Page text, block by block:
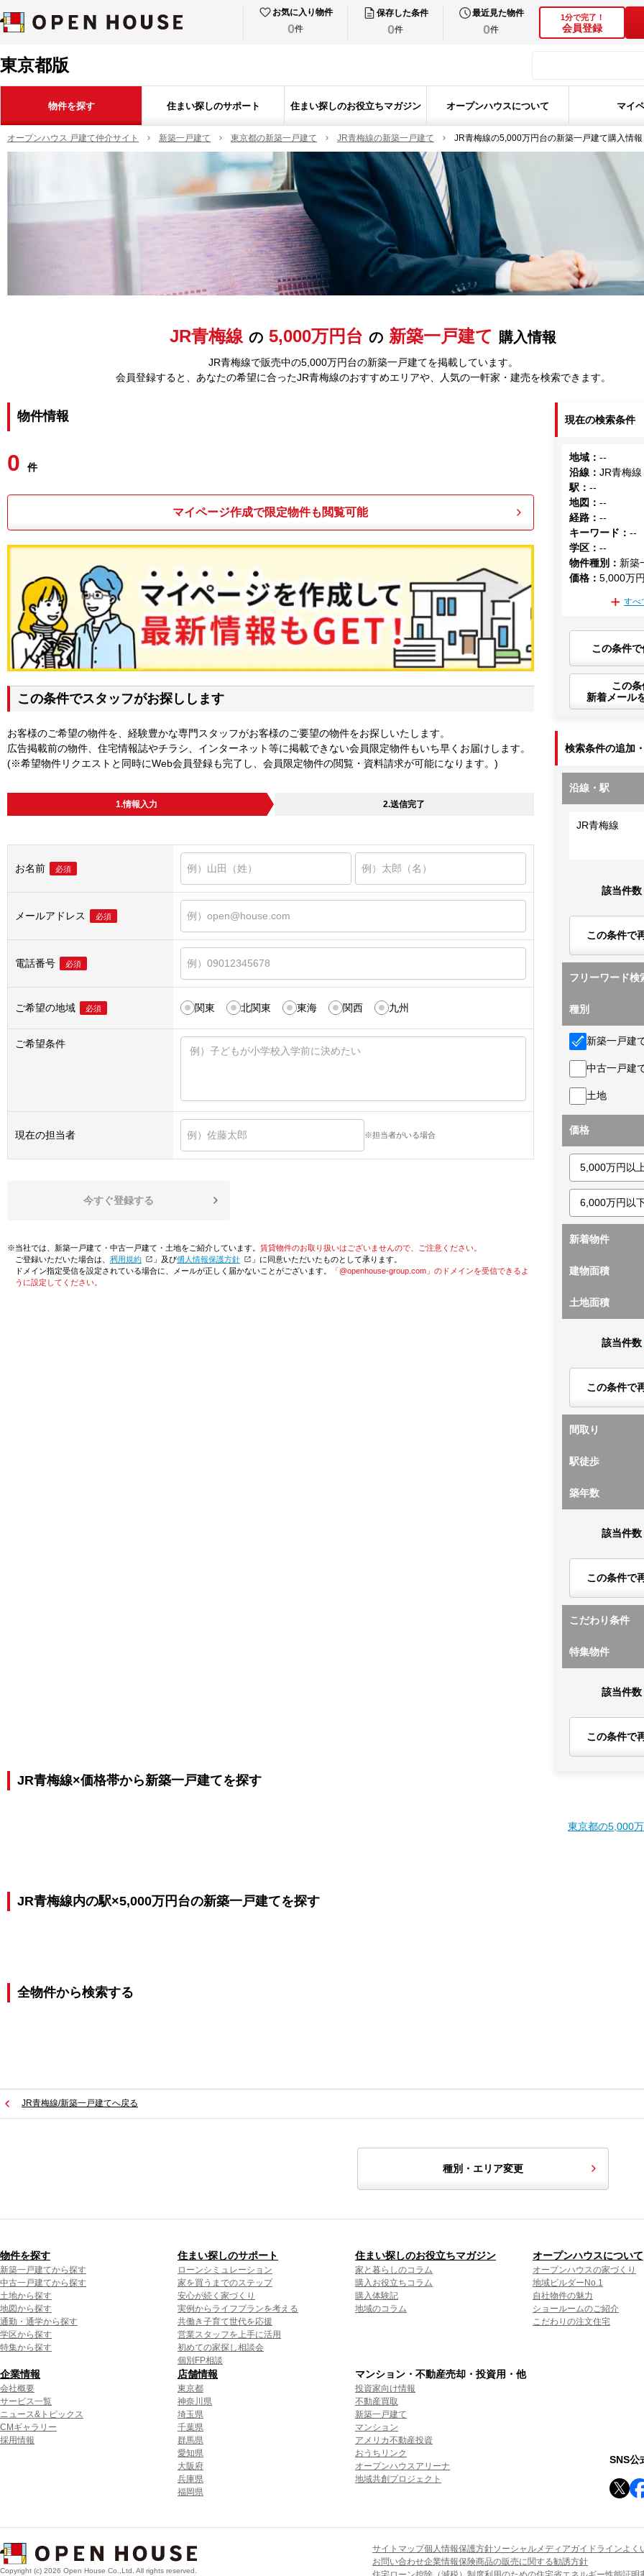
お気に入り物件
0件
保存した条件
0件
最近見た物件
0件
1分で完了！
会員登録
東京都版
物件を探す 住まい探しのサポート 住まい探しのお役立ちマガジン オープンハウスについて マイ
オープンハウス 戸建て仲介サイト 新築一戸建て 東京都の新築一戸建て JR青梅線の新築一戸建て JR青梅線の5,000万円台の新築一戸建て購入情報
JR青梅線 の 5,000万円台 の 新築一戸建て 購入情報
JR青梅線で販売中の5,000万円台の新築一戸建てを掲載しています。
会員登録すると、あなたの希望に合ったJR青梅線のおすすめエリアや、人気の一軒家・建売を検索できます。
物件情報
0 件
マイページ作成で限定物件も閲覧可能
この条件でスタッフがお探しします
お客様のご希望の物件を、経験豊かな専門スタッフがお客様のご要望の物件をお探しいたします。
広告掲載前の物件、住宅情報誌やチラシ、インターネット等に掲載できない会員限定物件もいち早くお届けします。
(※希望物件リクエストと同時にWeb会員登録も完了し、会員限定物件の閲覧・資料請求が可能になります。)
1.情報入力 2.送信完了
お名前 必須
メールアドレス 必須
電話番号 必須
ご希望の地域 必須 関東 北関東 東海 関西 九州
ご希望条件
現在の担当者 ※担当者がいる場合
今すぐ登録する
※当社では、新築一戸建て・中古一戸建て・土地をご紹介しています。 賃貸物件のお取り扱いはございませんので、ご注意ください。
ご登録いただいた場合は、「利用規約 」及び「個人情報保護方針
」に同意いただいたものとして承ります。
ドメイン指定受信を設定されている場合に、メールが正しく届かないことがございます。
「@openhouse-group.com」のドメインを受信できるよ
うに設定してください。
現在の検索条件
地域 ：--
沿線 ：JR青梅線
駅 ：--
地図 ：--
経路 ：--
キーワード ：--
学区 ：--
物件種別 ： 新築
価格 ：5,000万
すべ
この条件
この
新着メール
検索条件の追加
沿線・駅
JR青梅線
該当件数
この条件で
フリーワード検
種別
新築一戸建
中古一戸建
土地
価格
新着物件
建物面積
土地面積
該当件数
この条件で
間取り
駅徒歩
築年数
該当件数
この条件で
こだわり条件
特集物件
該当件数
この条件で
JR青梅線×価格帯から新築一戸建てを探す
東京都の5,000
JR青梅線内の駅×5,000万円台の新築一戸建てを探す
全物件から検索する
JR青梅線/新築一戸建てへ戻る
種別・エリア変更
物件を探す
新築一戸建てから探す
中古一戸建てから探す
土地から探す
地図から探す
通勤・通学から探す
学区から探す
特集から探す
住まい探しのサポート
ローンシミュレーション
家を買うまでのステップ
安心が続く家づくり
実例からライフプランを考える
共働き子育て世代を応援
営業スタッフを上手に活用
初めての家探し相談会
個別FP相談
住まい探しのお役立ちマガジン
家と暮らしのコラム
購入お役立ちコラム
購入体験記
地域のコラム
オープンハウスについて
オープンハウスの家づくり
地域ビルダーNo.1
自社物件の魅力
ショールームのご紹介
こだわりの注文住宅
企業情報
会社概要
サービス一覧
ニュース&トピックス
CMギャラリー
採用情報
店舗情報
東京都
神奈川県
埼玉県
千葉県
群馬県
愛知県
大阪府
兵庫県
福岡県
マンション・不動産売却・投資用・他
投資家向け情報
不動産買取
新築一戸建て
マンション
アメリカ不動産投資
おうちリンク
オープンハウスアリーナ
地域共創プロジェクト
SNS公
Copyright (c) 2026 Open House Co.,Ltd. All rights reserved.
サイトマップ個人情報保護方針ソーシャルメディアガイドラインよく
お問い合わせ企業情報保険商品の販売に関する勧誘方針